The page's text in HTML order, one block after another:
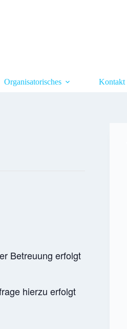
Organisatorisches Kontakt
Betreuung erfolgt
hierzu erfolgt